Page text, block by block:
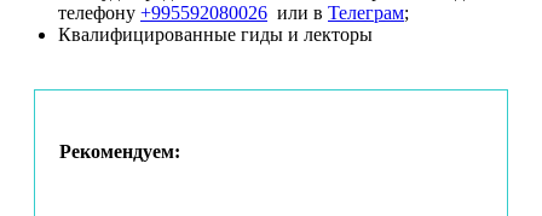
телефону +995592080026 или в Телеграм;
Квалифицированные гиды и лекторы
Рекомендуем: